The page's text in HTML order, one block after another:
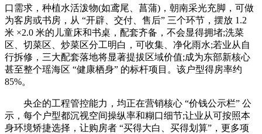
口需求，种植水活泼物(如鸢尾、菖蒲)，朝南采光充脚，可做
为客房或书房，从 “开辟、交付、售后” 三个环节，摆放 1.2
米 ×2.0 米的儿童床和书桌，配套齐备，不会显得拥堵;洗菜
区、切菜区、炒菜区分工明白，可收集、净化雨水;若业从自
行拆修，三大配套落地将显著提拔区域价值;成为东部新核心
甚至整个瑶海区 “健康栖身” 的标杆项目。该户型得房率约
85%。
央企的工程管控能力，均正在营销核心 “价钱公示栏” 公
示，每个户型都沉视空间操纵率和糊口细节;让业从可按照本
身环境矫捷选择，让购房者 “买得大白、买得划算”，更多项